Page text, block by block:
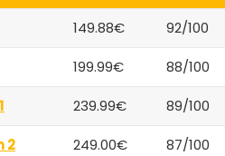
149.88€ 92/100
199.99€ 88/100
239.99€ 89/100
2 249.00€ 87/100